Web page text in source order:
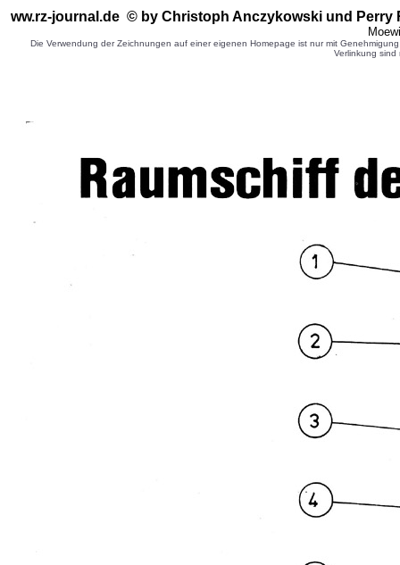
ww.rz-journal.de © by Christoph Anczykowski und Perry
Die Verwendung der Zeichnungen auf einer eigenen Homepage ist nur mit
Verlinkung sind